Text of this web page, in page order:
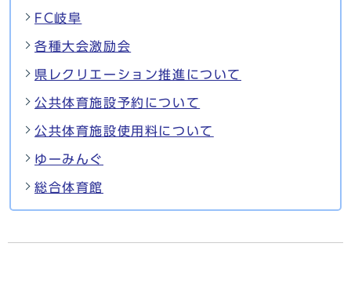
FC岐阜
各種大会激励会
県レクリエーション推進について
公共体育施設予約について
公共体育施設使用料について
ゆーみんぐ
総合体育館